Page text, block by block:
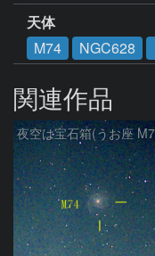
天体
M74
NGC628
関連作品